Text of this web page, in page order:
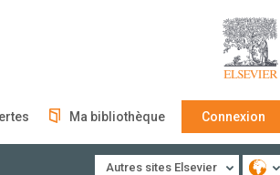
Ma bibliothèque Connexion
Autres sites Elsevier